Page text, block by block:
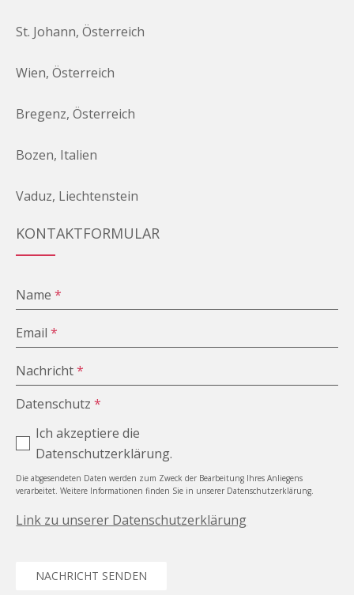
St. Johann, Österreich
Wien, Österreich
Bregenz, Österreich
Bozen, Italien
Vaduz, Liechtenstein
KONTAKTFORMULAR
Name*
Email*
Nachricht*
Datenschutz*
Ich akzeptiere die
Datenschutzerklärung.
Die abgesendeten Daten werden zum Zweck der Bearbeitung Ihres Anliegens
verarbeitet. Weitere Informationen finden Sie in unserer Datenschutzerklärung.
Link zu unserer Datenschutzerklärung
NACHRICHT SENDEN